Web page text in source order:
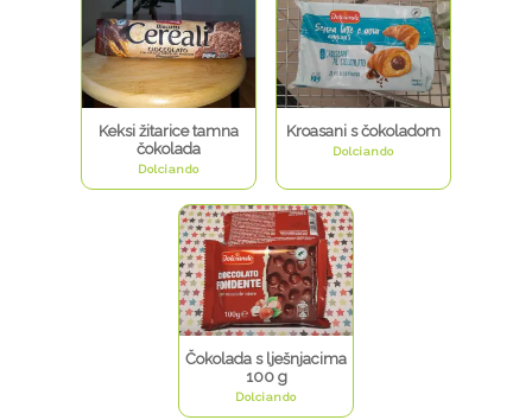
Keksi žitarice tamna
čokolada
Dolciando
Kroasani s čokoladom
Dolciando
Čokolada s lješnjacima
100 g
Dolciando